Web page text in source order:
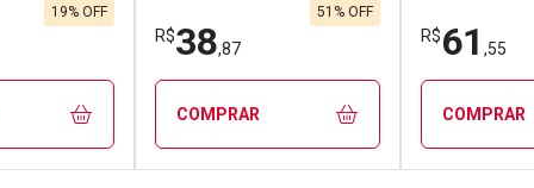
Por R$ 251,88/cada
Por R$ 251,88/cada
Por R$
Por R$
19% OFF
R$38,87
51% OFF
COMPRAR
R$61 ,55
COMPRAR